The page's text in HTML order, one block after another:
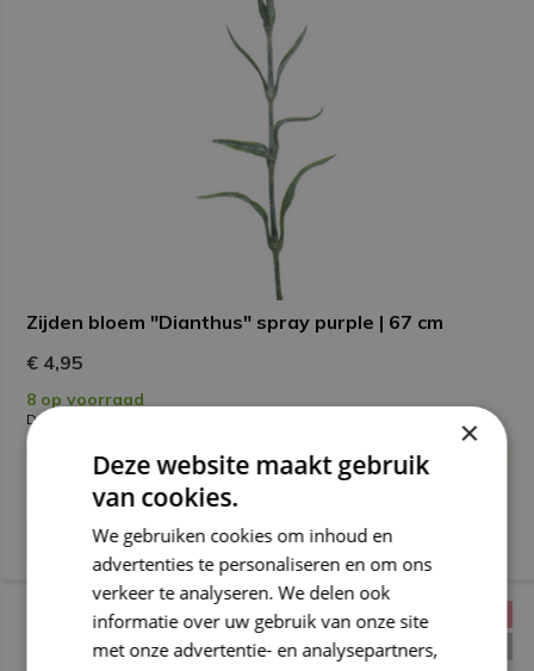
Zijden bloem "Dianthus" spray purple | 67 cm
€ 4,95
8 op voorraad
Deliverytime
Maandag verzonden
EEUWIG MOOI
BESPAAR
×
Deze website maakt gebruik
van cookies.
We gebruiken cookies om inhoud en
advertenties te personaliseren en om ons
verkeer te analyseren. We delen ook
informatie over uw gebruik van onze site
met onze advertentie- en analysepartners,